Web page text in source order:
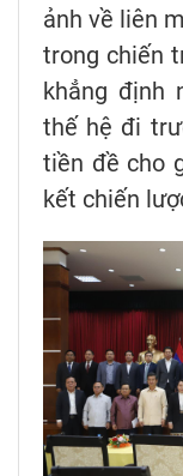
ảnh về liên
trong chiến
khẳng định
thế hệ đi
tiền đề cho
kết chiến